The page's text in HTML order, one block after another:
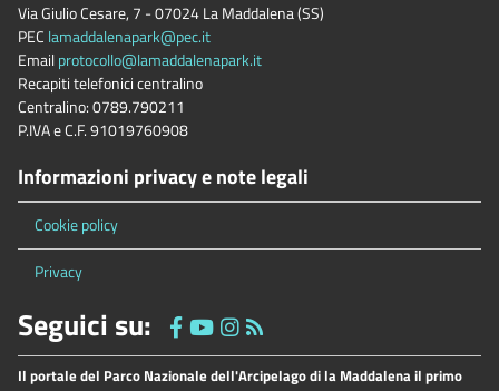
Via Giulio Cesare, 7 - 07024 La Maddalena (SS)
PEC lamaddalenapark@pec.it
Emailprotocollo@lamaddalenapark.it
Recapiti telefonici centralino
Centralino: 0789.790211
P.IVA e C.F. 91019760908
Informazioni privacy e note legali
Cookie policy
Privacy
Seguici su:
Il portale del Parco Nazionale dell'Arcipelago di la Maddalena il primo